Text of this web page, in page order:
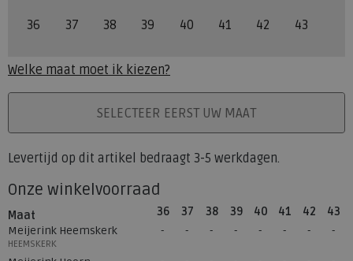
36 37 38 39 40 41 42 43
Welke maat moet ik kiezen?
PLAATS IN WINKELMANDSELECTEER EERST UW MAAT
Levertijd op dit artikel bedraagt 3-5 werkdagen.
Onze winkelvoorraad
Maat 36 37 38 39 40 41 42
43
Meijerink Heemskerk
HEEMSKERK